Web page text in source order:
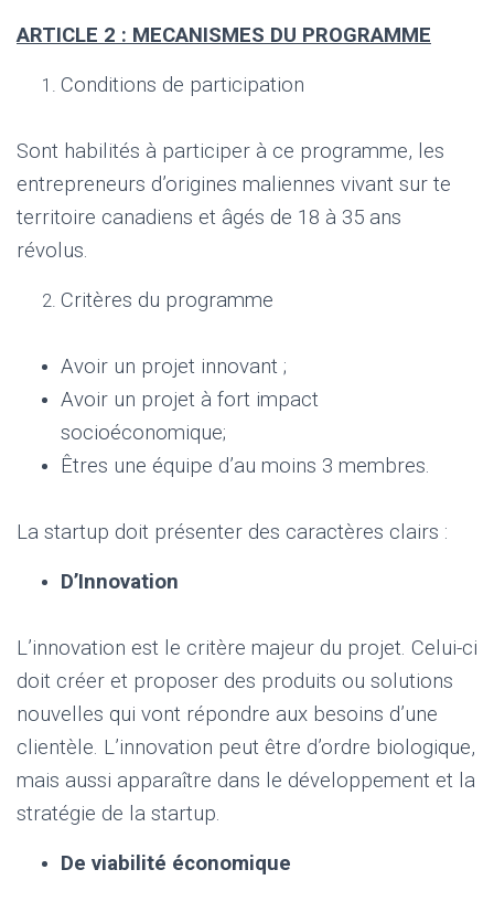
ARTICLE 2 : MECANISMES DU PROGRAMME
Conditions de participation
Sont habilités à participer à ce programme, les
entrepreneurs d’origines maliennes vivant sur te
territoire canadiens et âgés de 18 à 35 ans
révolus.
Critères du programme
Avoir un projet innovant ;
Avoir un projet à fort impact
socioéconomique;
Êtres une équipe d’au moins 3 membres.
La startup doit présenter des caractères clairs :
D’Innovation
L’innovation est le critère majeur du projet. Celui-ci
doit créer et proposer des produits ou solutions
nouvelles qui vont répondre aux besoins d’une
clientèle. L’innovation peut être d’ordre biologique,
mais aussi apparaître dans le développement et la
stratégie de la startup.
De viabilité économique